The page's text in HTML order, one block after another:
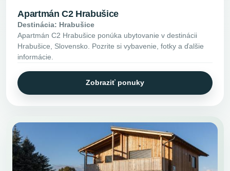
Apartmán C2 Hrabušice
Destinácia: Hrabušice
Apartmán C2 Hrabušice ponúka ubytovanie v destinácii
Hrabušice, Slovensko. Pozrite si vybavenie, fotky a ďalšie
informácie.
Zobraziť ponuky